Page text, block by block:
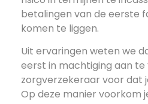
betalingen van de eerste
komen te liggen.
Uit ervaringen weten we
eerst in machtiging aan te
zorgverzekeraar voor dat
Op deze manier voorkom